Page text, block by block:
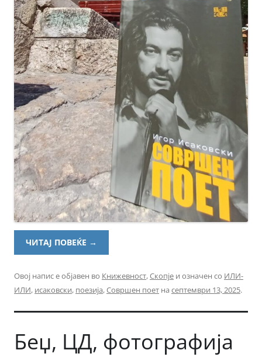
ЧИТАЈ ПОВЕЌЕ →
Овој напис е објавен во Книжевност,Скопје и означен со ИЛИ-
ИЛИ, исаковски, поезија,Совршен поет на септември 13, 2025.
Беџ, ЦД, фотографија